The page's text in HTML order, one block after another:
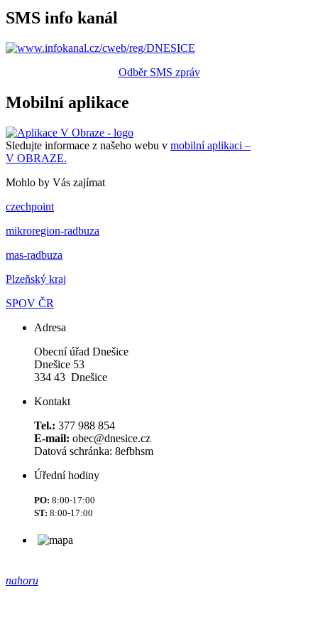
SMS info kanál
Odběr SMS zpráv
Mobilní aplikace
Sledujte informace z našeho webu v mobilní aplikaci –
V OBRAZE.
Mohlo by Vás zajímat
czechpoint
mikroregion-radbuza
mas-radbuza
Plzeňský kraj
SPOV ČR
Adresa
Obecní úřad Dnešice
Dnešice 53
334 43 Dnešice
Kontakt
Tel.: 377 988 854
E-mail: obec@dnesice.cz
Datová schránka: 8efbhsm
Úřední hodiny
PO: 8:00-17:00
ST: 8:00-17:00
nahoru